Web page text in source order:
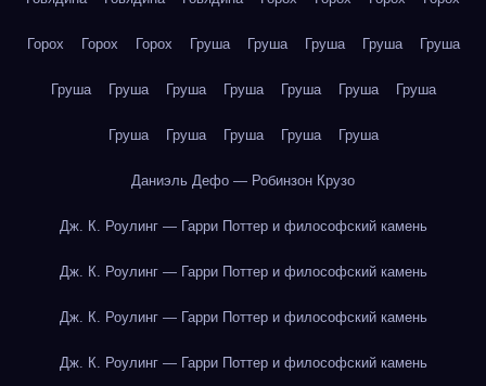
Горох Горох Горох Груша Груша Груша Груша Груша
Груша Груша Груша Груша Груша Груша Груша
Груша Груша Груша Груша Груша
Даниэль Дефо — Робинзон Крузо
Дж. К. Роулинг — Гарри Поттер и философский камень
Дж. К. Роулинг — Гарри Поттер и философский камень
Дж. К. Роулинг — Гарри Поттер и философский камень
Дж. К. Роулинг — Гарри Поттер и философский камень